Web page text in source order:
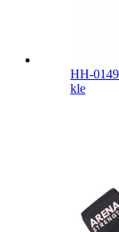
HH-
kle